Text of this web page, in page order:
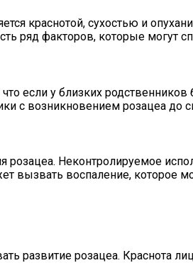
краснотой, сухостью и
ряд факторов, которые могут
если у близких
с возникновением розацеа до
Неконтролируемое
вызвать воспаление, которое
развитие розацеа. Краснота